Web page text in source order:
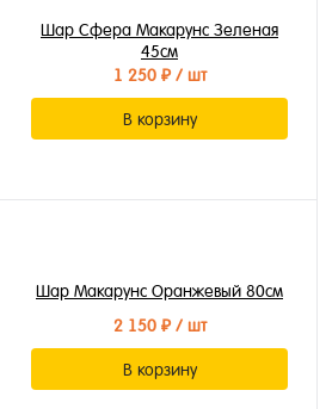
Шар Сфера Макарунс Зеленая
45см
1 250 ₽/ шт
В корзину
Шар Макарунс Оранжевый 80см
2 150 ₽/ шт
В корзину